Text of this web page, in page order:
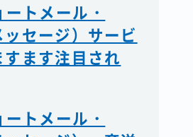
トメール・
セージ）サービ
ます注目され
トメール・